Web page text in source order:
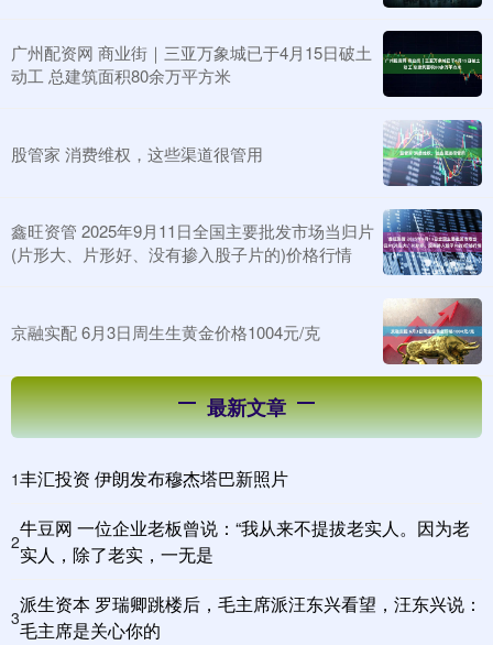
广州配资网 商业街｜三亚万象城已于4月15日破土
动工 总建筑面积80余万平方米
股管家 消费维权，这些渠道很管用
鑫旺资管 2025年9月11日全国主要批发市场当归片
(片形大、片形好、没有掺入股子片的)价格行情
京融实配 6月3日周生生黄金价格1004元/克
最新文章
1丰汇投资 伊朗发布穆杰塔巴新照片
2
牛豆网 一位企业老板曾说：“我从来不提拔老实人。因为老
实人，除了老实，一无是
3
派生资本 罗瑞卿跳楼后，毛主席派汪东兴看望，汪东兴说：
毛主席是关心你的